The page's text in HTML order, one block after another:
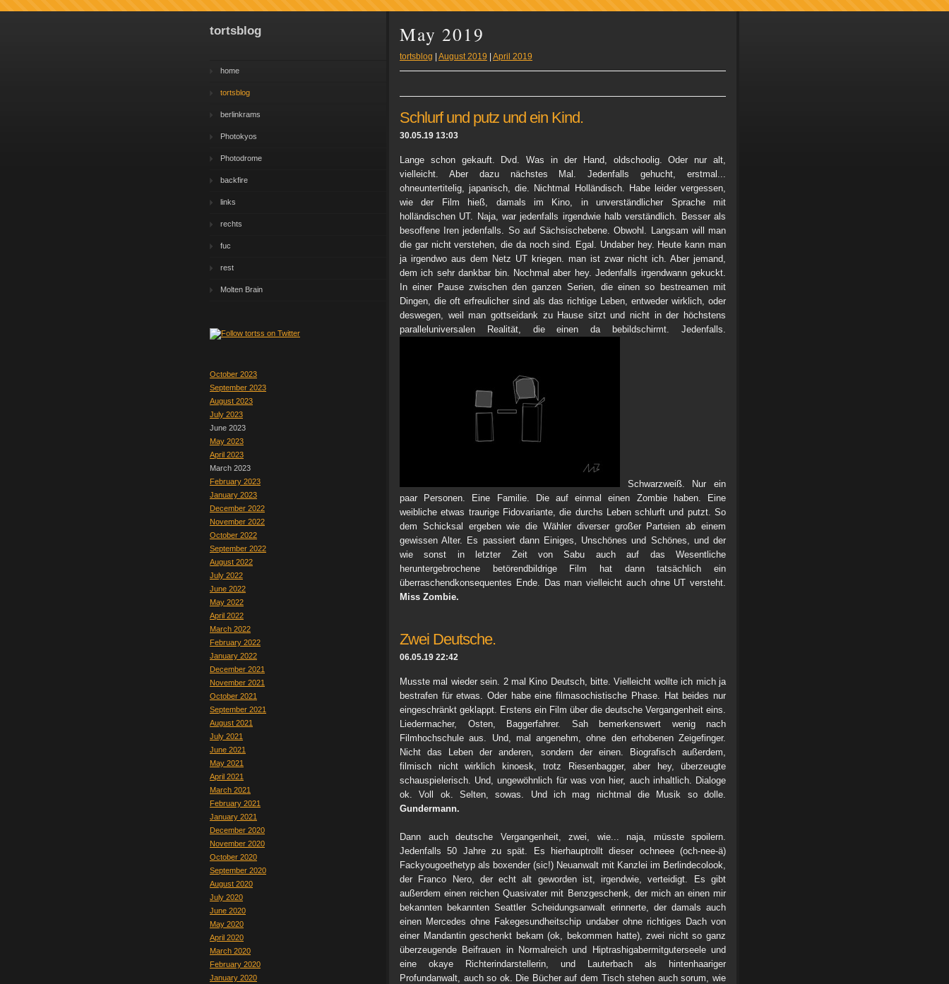
tortsblog
home
tortsblog
berlinkrams
Photokyos
Photodrome
backfire
links
rechts
fuc
rest
Molten Brain
October 2023
September 2023
August 2023
July 2023
June 2023
May 2023
April 2023
March 2023
February 2023
January 2023
December 2022
November 2022
October 2022
September 2022
August 2022
July 2022
June 2022
May 2022
April 2022
March 2022
February 2022
January 2022
December 2021
November 2021
October 2021
September 2021
August 2021
July 2021
June 2021
May 2021
April 2021
March 2021
February 2021
January 2021
December 2020
November 2020
October 2020
September 2020
August 2020
July 2020
June 2020
May 2020
April 2020
March 2020
February 2020
January 2020
May 2019
tortsblog August 2019 April 2019
Schlurf und putz und ein Kind.
30.05.19 13:03
Lange schon gekauft. Dvd. Was in der Hand, oldschoolig. Oder nur alt,
vielleicht. Aber dazu nächstes Mal. Jedenfalls gehucht, erstmal...
ohneuntertitelig, japanisch, die. Nichtmal Holländisch. Habe leider vergessen,
wie der Film hieß, damals im Kino, in unverständlicher Sprache mit
holländischen UT. Naja, war jedenfalls irgendwie halb verständlich. Besser als
besoffene Iren jedenfalls. So auf Sächsischebene. Obwohl. Langsam will man
die gar nicht verstehen, die da noch sind. Egal. Undaber hey. Heute kann man
ja irgendwo aus dem Netz UT kriegen. man ist zwar nicht ich. Aber jemand,
dem ich sehr dankbar bin. Nochmal aber hey. Jedenfalls irgendwann gekuckt.
In einer Pause zwischen den ganzen Serien, die einen so bestreamen mit
Dingen, die oft erfreulicher sind als das richtige Leben, entweder wirklich, oder
deswegen, weil man gottseidank zu Hause sitzt und nicht in der höchstens
paralleluniversalen Realität, die einen da bebildschirmt. Jedenfalls.
Schwarzweiß. Nur ein
paar Personen. Eine Familie. Die auf einmal einen Zombie haben. Eine
weibliche etwas traurige Fidovariante, die durchs Leben schlurft und putzt. So
dem Schicksal ergeben wie die Wähler diverser großer Parteien ab einem
gewissen Alter. Es passiert dann Einiges, Unschönes und Schönes, und der
wie sonst in letzter Zeit von Sabu auch auf das Wesentliche
heruntergebrochene betörendbildrige Film hat dann tatsächlich ein
überraschendkonsequentes Ende. Das man vielleicht auch ohne UT versteht.
Miss Zombie.
Zwei Deutsche.
06.05.19 22:42
Musste mal wieder sein. 2 mal Kino Deutsch, bitte. Vielleicht wollte ich mich ja
bestrafen für etwas. Oder habe eine filmasochistische Phase. Hat beides nur
eingeschränkt geklappt. Erstens ein Film über die deutsche Vergangenheit eins.
Liedermacher, Osten, Baggerfahrer. Sah bemerkenswert wenig nach
Filmhochschule aus. Und, mal angenehm, ohne den erhobenen Zeigefinger.
Nicht das Leben der anderen, sondern der einen. Biografisch außerdem,
filmisch nicht wirklich kinoesk, trotz Riesenbagger, aber hey, überzeugte
schauspielerisch. Und, ungewöhnlich für was von hier, auch inhaltlich. Dialoge
ok. Voll ok. Selten, sowas. Und ich mag nichtmal die Musik so dolle.
Gundermann.
Dann auch deutsche Vergangenheit, zwei, wie... naja, müsste spoilern.
Jedenfalls 50 Jahre zu spät. Es hierhauptrollt dieser ochneee (och-nee-ä)
Fackyougoethetyp als boxender (sic!) Neuanwalt mit Kanzlei im Berlindecolook,
der Franco Nero, der echt alt geworden ist, irgendwie, verteidigt. Es gibt
außerdem einen reichen Quasivater mit Benzgeschenk, der mich an einen mir
bekannten bekannten Seattler Scheidungsanwalt erinnerte, der damals auch
einen Mercedes ohne Fakegesundheitschip undaber ohne richtiges Dach von
einer Mandantin geschenkt bekam (ok, bekommen hatte), zwei nicht so ganz
überzeugende Beifrauen in Normalreich und Hiptrashigabermitguterseele und
eine okaye Richterindarstellerin, und Lauterbach als hintenhaariger
Profundanwalt, auch so ok. Die Bücher auf dem Tisch stehen auch sorum, wie